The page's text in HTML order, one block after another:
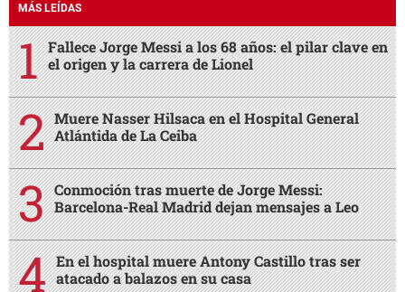
MÁS LEÍDAS
Fallece Jorge Messi a los 68 años: el pilar clave en
el origen y la carrera de Lionel
Muere Nasser Hilsaca en el Hospital General
Atlántida de La Ceiba
Conmoción tras muerte de Jorge Messi:
Barcelona-Real Madrid dejan mensajes a Leo
En el hospital muere Antony Castillo tras ser
atacado a balazos en su casa